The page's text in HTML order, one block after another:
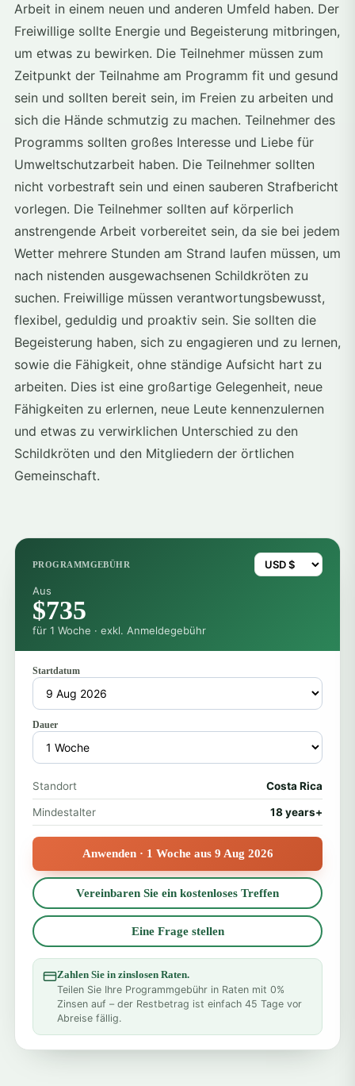
Arbeit in einem neuen und anderen Umfeld haben. Der
Freiwillige sollte Energie und Begeisterung mitbringen,
um etwas zu bewirken. Die Teilnehmer müssen zum
Zeitpunkt der Teilnahme am Programm fit und gesund
sein und sollten bereit sein, im Freien zu arbeiten und
sich die Hände schmutzig zu machen. Teilnehmer des
Programms sollten großes Interesse und Liebe für
Umweltschutzarbeit haben. Die Teilnehmer sollten
nicht vorbestraft sein und einen sauberen Strafbericht
vorlegen. Die Teilnehmer sollten auf körperlich
anstrengende Arbeit vorbereitet sein, da sie bei jedem
Wetter mehrere Stunden am Strand laufen müssen, um
nach nistenden ausgewachsenen Schildkröten zu
suchen. Freiwillige müssen verantwortungsbewusst,
flexibel, geduldig und proaktiv sein. Sie sollten die
Begeisterung haben, sich zu engagieren und zu lernen,
sowie die Fähigkeit, ohne ständige Aufsicht hart zu
arbeiten. Dies ist eine großartige Gelegenheit, neue
Fähigkeiten zu erlernen, neue Leute kennenzulernen
und etwas zu verwirklichen Unterschied zu den
Schildkröten und den Mitgliedern der örtlichen
Gemeinschaft.
PROGRAMMGEBÜHR
Aus
$735
für 1 Woche · exkl. Anmeldegebühr
Startdatum
Dauer
Standort Costa Rica
Mindestalter 18 years+
Anwenden · 1 Woche aus 9 Aug 2026
Vereinbaren Sie ein kostenloses Treffen
Eine Frage stellen
Zahlen Sie in zinslosen Raten.
Teilen Sie Ihre Programmgebühr in Raten mit 0%
Zinsen auf – der Restbetrag ist einfach 45 Tage vor
Abreise fällig.